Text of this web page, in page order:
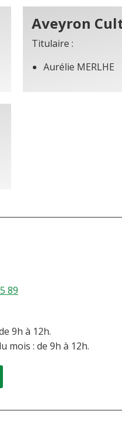
Aveyron
Titulaire :
Aurélie MERLHE
89
9h à 12h.
mois : de 9h à 12h.